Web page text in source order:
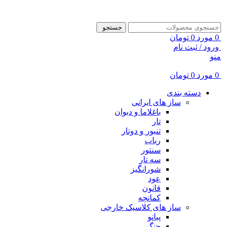
جستجو
0 مورد 0 تومان
ورود / ثبت نام
منو
0 مورد 0 تومان
دسته بندی
ساز های ایرانی
باغلاما و دیوان
تار
تنبور و دوتار
رباب
سنتور
سه تار
شورانگیز
عود
قانون
کمانچه
ساز های کلاسیک خارجی
پیانو